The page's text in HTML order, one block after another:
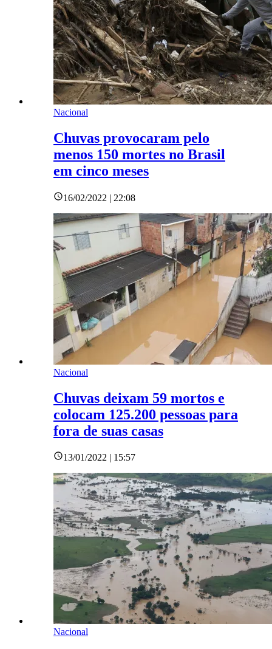
Nacional
Chuvas provocaram pelo
menos 150 mortes no Brasil
em cinco meses
16/02/2022 | 22:08
Nacional
Chuvas deixam 59 mortos e
colocam 125.200 pessoas para
fora de suas casas
13/01/2022 | 15:57
Nacional